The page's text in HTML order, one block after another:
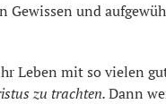
und
Leben mit so vielen
zu trachten.Dann